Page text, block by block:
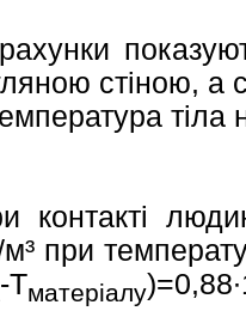
стіною, а
тіла
контакті
м³ при
-Тматеріалу